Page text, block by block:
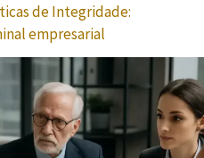
de Integridade:
empresarial